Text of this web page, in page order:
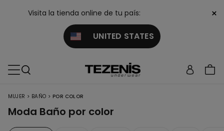
Visita la tienda online de tu país:
UNITED STATES
×
MUJER > BAÑO > POR COLOR
Moda Baño por color